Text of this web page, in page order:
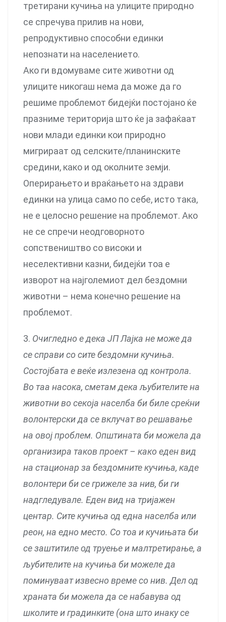
третирани кучиња на улиците природно
се спречува прилив на нови,
репродуктивно способни единки
непознати на населението.
Ако ги вдомуваме сите животни од
улиците никогаш нема да може да го
решиме проблемот бидејќи постојано ќе
празниме територија што ќе ја зафаќаат
нови млади единки кои природно
мигрираат од селските/планинските
средини, како и од околните земји.
Оперирањето и враќањето на здрави
единки на улица само по себе, исто така,
не е целосно решение на проблемот. Ако
не се спречи неодговорното
сопствеништво со високи и
неселективни казни, бидејќи тоа е
изворот на најголемиот дел бездомни
животни – нема конечно решение на
проблемот.
3. Очигледно е дека ЈП Лајка не може да
се справи со сите бездомни кучиња.
Состојбата е веќе излезена од контрола.
Во таа насока, сметам дека љубителите на
животни во секоја населба би биле среќни
волонтерски да се вклучат во решавање
на овој проблем. Општината би можела да
организира таков проект – како еден вид
на стационар за бездомните кучиња, каде
волонтери би се грижеле за нив, би ги
надгледувале. Еден вид на тријажен
центар. Сите кучиња од една населба или
реон, на едно место. Со тоа и кучињата би
се заштитиле од труење и малтретирање, а
љубителите на кучиња би можеле да
поминуваат извесно време со нив. Дел од
храната би можела да се набавува од
школите и градинките (она што инаку се